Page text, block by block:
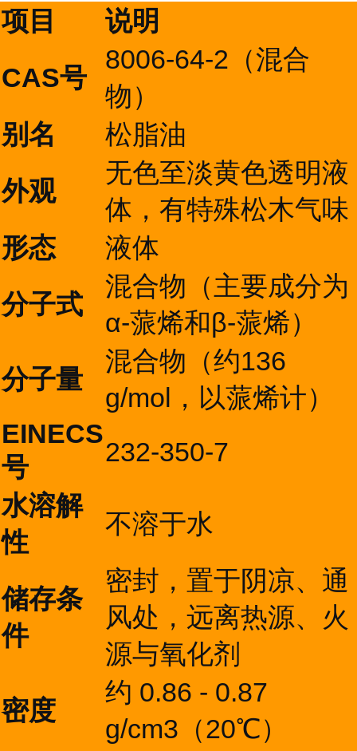
项目
说明
CAS号
8006-64-2（混合
物）
别名
松脂油
外观
无色至淡黄色透明液
体，有特殊松木气味
形态
液体
分子式
混合物（主要成分为
α-蒎烯和β-蒎烯）
分子量
混合物（约136
g/mol，以蒎烯计）
EINECS
号
232-350-7
水溶解
性
不溶于水
储存条
件
密封，置于阴凉、通
风处，远离热源、火
源与氧化剂
密度
约 0.86 - 0.87
g/cm3（20℃）